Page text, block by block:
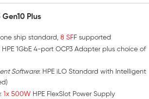
Gen10 Plus
ship standard,8 SFF supported
HPE 1GbE 4-port OCP3 Adapter plus choice of
Software: HPE iLO Standard with Intelligent
: 1x 500WHPE FlexSlot Power Supply